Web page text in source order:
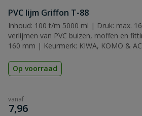
PVC lijm Griffon T-88
Inhoud: 100 t/m 5000 ml | Druk: max.
verlijmen van PVC buizen, moffen en
160 mm | Keurmerk: KIWA, KOMO &
Op voorraad
vanaf
€
7,96